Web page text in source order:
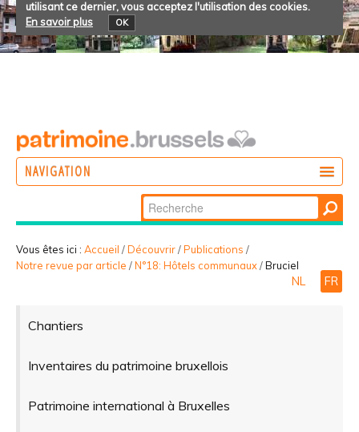
utilisant ce dernier, vous acceptez l'utilisation des cookies.
En savoir plus
OK
NAVIGATION
PARTICIPER
Chercher par
Recherche
avancée…
Vous êtes ici : Accueil /Découvrir/Publications /
Notre revue par article /N°18: Hôtels communaux/Bruciel
NL FR
Chantiers
Inventaires du patrimoine bruxellois
Patrimoine international à Bruxelles